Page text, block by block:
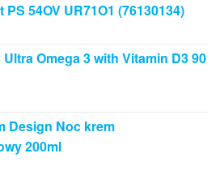
54OV UR71O1 (76130134)
Omega 3 with Vitamin D3 90
Design Noc krem
200ml